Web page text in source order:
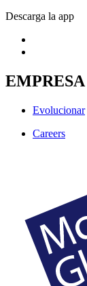
Descarga la app
EMPRESA
Evolucionar
Careers